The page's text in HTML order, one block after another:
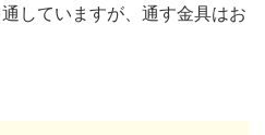
していますが、通す金具はお